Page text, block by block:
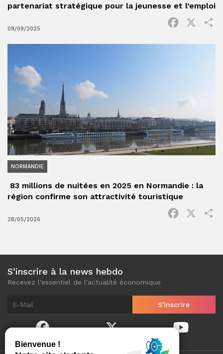
partenariat stratégique pour la jeunesse et l’emploi
09/09/2025
Facebook
NORMANDIE
83 millions de nuitées en 2025 en Normandie : la
région confirme son attractivité touristique
28/05/2026
Facebook
S’inscrire à la news hebdo
Recevez l'essentiel de l'actualité économique